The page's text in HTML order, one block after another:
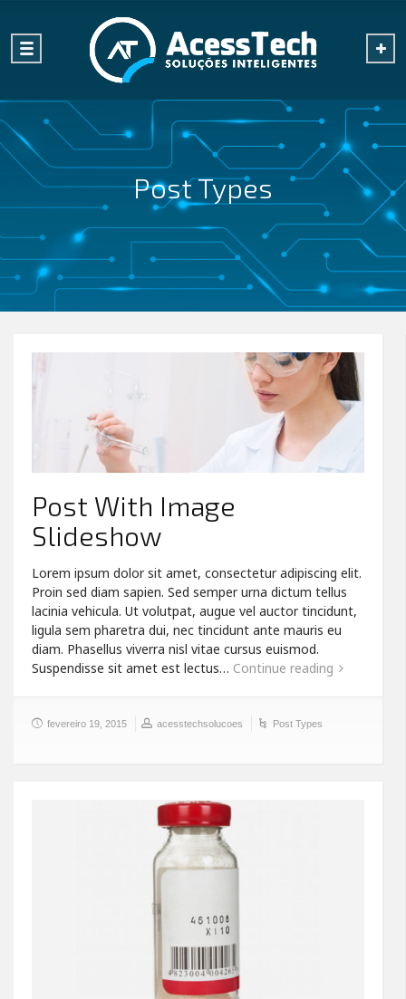
Post Types
Post With Image
Slideshow
Lorem ipsum dolor sit amet, consectetur adipiscing elit.
Proin sed diam sapien. Sed semper urna dictum tellus
lacinia vehicula. Ut volutpat, augue vel auctor tincidunt,
ligula sem pharetra dui, nec tincidunt ante mauris eu
diam. Phasellus viverra nisl vitae cursus euismod.
Suspendisse sit amet est lectus… Continue reading
fevereiro 19, 2015 acesstechsolucoes Post Types